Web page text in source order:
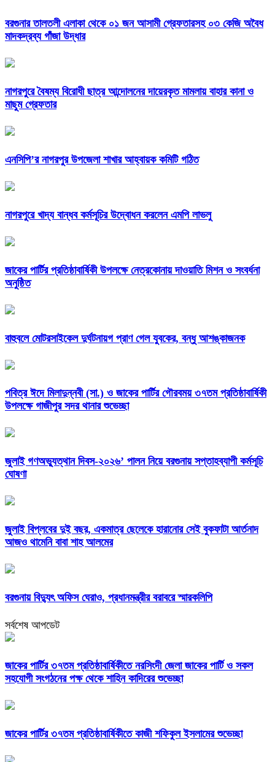
বরগুনার তালতলী এলাকা থেকে ০১ জন আসামী গ্রেফতারসহ ০৩ কেজি অবৈধ
মাদকদ্রব্য গাঁজা উদ্ধার
নাগরপুরে বৈষম্য বিরোধী ছাত্র আন্দোলনের দায়েরকৃত মামলায় বাহার কানা ও
মাছুম গ্রেফতার
এনসিপি’র নাগরপুর উপজেলা শাখার আহ্বায়ক কমিটি গঠিত
নাগরপুরে খাদ্য বান্ধব কর্মসূচির উদ্বোধন করলেন এমপি লাভলু
জাকের পার্টির প্রতিষ্ঠাবার্ষিকী উপলক্ষে নেত্রকোনায় দাওয়াতি মিশন ও সংবর্ধনা
অনুষ্ঠিত
বাহুবলে মোটরসাইকেল দুর্ঘটনায়গ প্রাণ গেল যুবকের, বন্ধু আশঙ্কাজনক
পবিত্র ঈদে মিলাদুন্নবী (সা.) ও জাকের পার্টির গৌরবময় ৩৭তম প্রতিষ্ঠাবার্ষিকী
উপলক্ষে গাজীপুর সদর থানার শুভেচ্ছা
জুলাই গণঅভ্যুত্থান দিবস-২০২৬’ পালন নিয়ে বরগুনায় সপ্তাহব্যাপী কর্মসূচি
ঘোষণা
জুলাই বিপ্লবের দুই বছর, একমাত্র ছেলেকে হারানোর সেই বুকফাটা আর্তনাদ
আজও থামেনি বাবা শাহ আলমের
বরগুনায় বিদ্যুৎ অফিস ঘেরাও, প্রধানমন্ত্রীর বরাবরে স্মারকলিপি
সর্বশেষ আপডেট
জাকের পার্টির ৩৭তম প্রতিষ্ঠাবার্ষিকীতে নরসিংদী জেলা জাকের পার্টি ও সকল
সহযোগী সংগঠনের পক্ষ থেকে শাহিন কাদিরের শুভেচ্ছা
জাকের পার্টির ৩৭তম প্রতিষ্ঠাবার্ষিকীতে কাজী শফিকুল ইসলামের শুভেচ্ছা